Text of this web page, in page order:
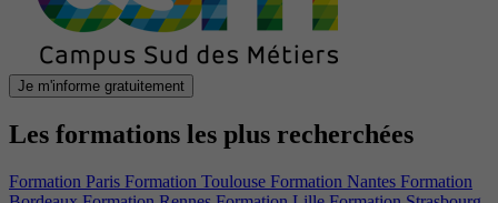
Je m'informe gratuitement
Les formations les plus recherchées
Formation Paris Formation Toulouse Formation Nantes Formation